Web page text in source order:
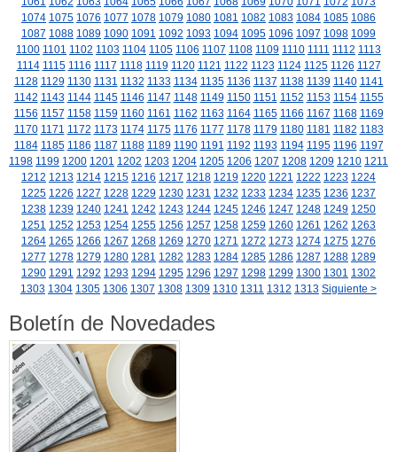
1074 1075 1076 1077 1078 1079 1080 1081 1082 1083 1084 1085 1086
1087 1088 1089 1090 1091 1092 1093 1094 1095 1096 1097 1098 1099
1100 1101 1102 1103 1104 1105 1106 1107 1108 1109 1110 1111 1112 1113
1114 1115 1116 1117 1118 1119 1120 1121 1122 1123 1124 1125 1126 1127
1128 1129 1130 1131 1132 1133 1134 1135 1136 1137 1138 1139 1140 1141
1142 1143 1144 1145 1146 1147 1148 1149 1150 1151 1152 1153 1154 1155
1156 1157 1158 1159 1160 1161 1162 1163 1164 1165 1166 1167 1168 1169
1170 1171 1172 1173 1174 1175 1176 1177 1178 1179 1180 1181 1182 1183
1184 1185 1186 1187 1188 1189 1190 1191 1192 1193 1194 1195 1196 1197
1198 1199 1200 1201 1202 1203 1204 1205 1206 1207 1208 1209 1210 1211
1212 1213 1214 1215 1216 1217 1218 1219 1220 1221 1222 1223 1224
1225 1226 1227 1228 1229 1230 1231 1232 1233 1234 1235 1236 1237
1238 1239 1240 1241 1242 1243 1244 1245 1246 1247 1248 1249 1250
1251 1252 1253 1254 1255 1256 1257 1258 1259 1260 1261 1262 1263
1264 1265 1266 1267 1268 1269 1270 1271 1272 1273 1274 1275 1276
1277 1278 1279 1280 1281 1282 1283 1284 1285 1286 1287 1288 1289
1290 1291 1292 1293 1294 1295 1296 1297 1298 1299 1300 1301 1302
1303 1304 1305 1306 1307 1308 1309 1310 1311 1312 1313 Siguiente >
Boletín de Novedades